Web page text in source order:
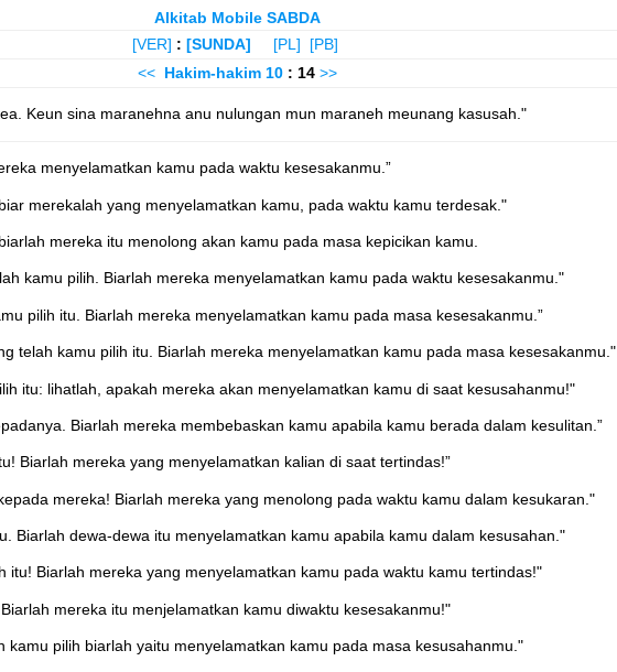
Alkitab Mobile SABDA
[VER] : [SUNDA] [PL]
[PB]
<< Hakim-hakim 10 : 14 >>
Keun sina maranehna anu nulungan mun maraneh meunang kasusah."
menyelamatkan kamu pada waktu kesesakanmu.”
merekalah yang menyelamatkan kamu, pada waktu kamu terdesak."
mereka itu menolong akan kamu pada masa kepicikan kamu.
kamu pilih. Biarlah mereka menyelamatkan kamu pada waktu kesesakanmu."
pilih itu. Biarlah mereka menyelamatkan kamu pada masa kesesakanmu.”
telah kamu pilih itu. Biarlah mereka menyelamatkan kamu pada masa kesesakanmu."
itu: lihatlah, apakah mereka akan menyelamatkan kamu di saat kesusahanmu!"
Biarlah mereka membebaskan kamu apabila kamu berada dalam kesulitan.”
Biarlah mereka yang menyelamatkan kalian di saat tertindas!”
mereka! Biarlah mereka yang menolong pada waktu kamu dalam kesukaran."
Biarlah dewa-dewa itu menyelamatkan kamu apabila kamu dalam kesusahan."
Biarlah mereka yang menyelamatkan kamu pada waktu kamu tertindas!"
mereka itu menjelamatkan kamu diwaktu kesesakanmu!"
pilih biarlah yaitu menyelamatkan kamu pada masa kesusahanmu."